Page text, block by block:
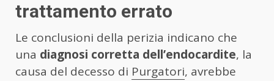
trattamento errato
Le conclusioni della perizia indicano che
una diagnosi corretta dell’endocardite, la
causa del decesso di Purgatori, avrebbe